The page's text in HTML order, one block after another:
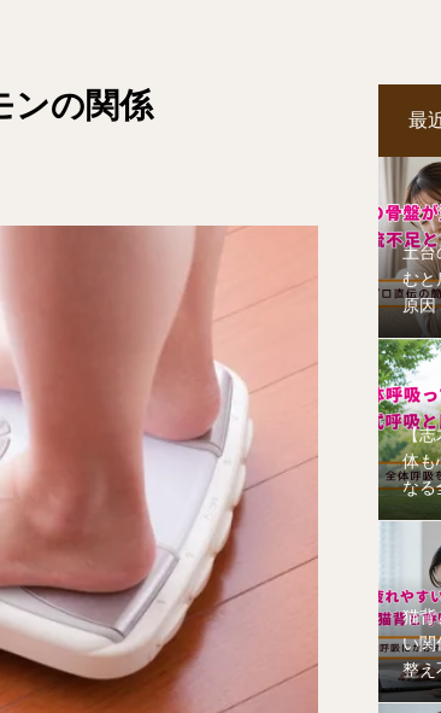
ンの関係 最
土台
むと
原因
と
【志
体も
なる
猫
猫背
い関
整え
【志